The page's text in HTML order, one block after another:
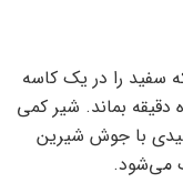
سفید را در یک کاسه
بماند. شیر کمی
با جوش شیرین
می‌شود.